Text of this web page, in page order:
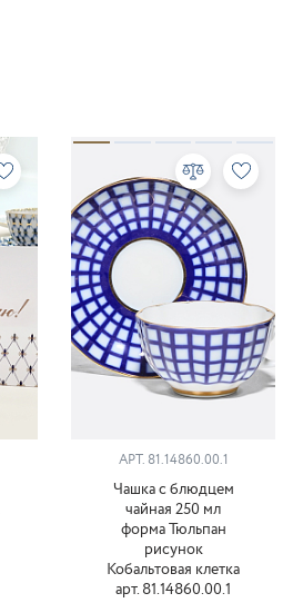
АРТ. 81.14860.00.1
Чашка с блюдцем
чайная 250 мл
форма Тюльпан
рисунок
Кобальтовая клетка
арт. 81.14860.00.1